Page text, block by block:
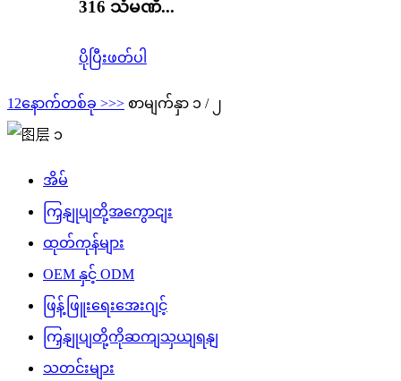
316 သံမဏိ...
ပိုပြီးဖတ်ပါ
1 2နောက်တစ်ခု >>> စာမျက်နှာ ၁ / ၂
အိမ်
ကြှနျုပျတို့အကွောငျး
ထုတ်ကုန်များ
OEM နှင့် ODM
ဖြန့်ဖြူးရေးအေးဂျင့်
ကြှနျုပျတို့ကိုဆကျသှယျရနျ
သတင်းများ